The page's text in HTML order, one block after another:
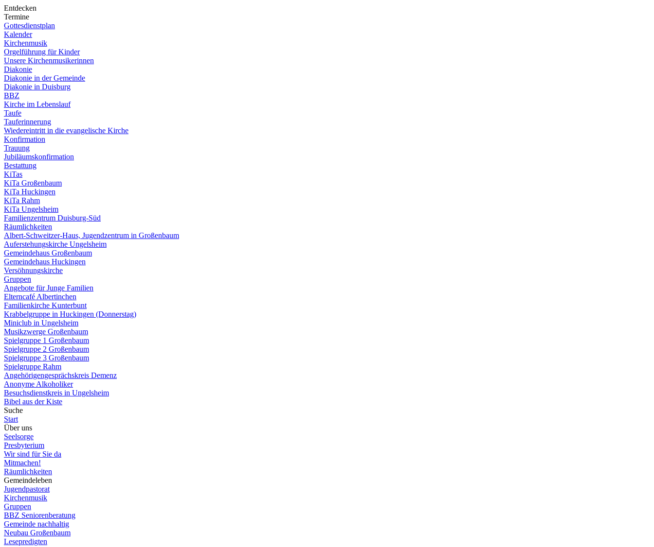
Entdecken
Termine
Gottesdienstplan
Kalender
Kirchenmusik
Orgelführung für Kinder
Unsere Kirchenmusikerinnen
Diakonie
Diakonie in der Gemeinde
Diakonie in Duisburg
BBZ
Kirche im Lebenslauf
Taufe
Tauferinnerung
Wiedereintritt in die evangelische Kirche
Konfirmation
Trauung
Jubiläumskonfirmation
Bestattung
KiTas
KiTa Großenbaum
KiTa Huckingen
KiTa Rahm
KiTa Ungelsheim
Familienzentrum Duisburg-Süd
Räumlichkeiten
Albert-Schweitzer-Haus, Jugendzentrum in Großenbaum
Auferstehungskirche Ungelsheim
Gemeindehaus Großenbaum
Gemeindehaus Huckingen
Versöhnungskirche
Gruppen
Angebote für Junge Familien
Elterncafé Albertinchen
Familienkirche Kunterbunt
Krabbelgruppe in Huckingen (Donnerstag)
Miniclub in Ungelsheim
Musikzwerge Großenbaum
Spielgruppe 1 Großenbaum
Spielgruppe 2 Großenbaum
Spielgruppe 3 Großenbaum
Spielgruppe Rahm
Angehörigengesprächskreis Demenz
Anonyme Alkoholiker
Besuchsdienstkreis in Ungelsheim
Bibel aus der Kiste
Suche
Start
Über uns
Seelsorge
Presbyterium
Wir sind für Sie da
Mitmachen!
Räumlichkeiten
Gemeindeleben
Jugendpastorat
Kirchenmusik
Gruppen
BBZ Seniorenberatung
Gemeinde nachhaltig
Neubau Großenbaum
Lesepredigten